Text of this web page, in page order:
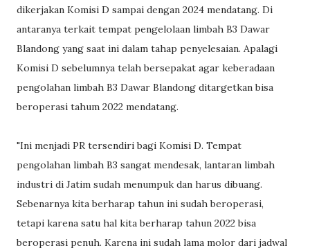
dikerjakan Komisi D sampai dengan 2024 mendatang. Di
antaranya terkait tempat pengelolaan limbah B3 Dawar
Blandong yang saat ini dalam tahap penyelesaian. Apalagi
Komisi D sebelumnya telah bersepakat agar keberadaan
pengolahan limbah B3 Dawar Blandong ditargetkan bisa
beroperasi tahum 2022 mendatang.
"Ini menjadi PR tersendiri bagi Komisi D. Tempat
pengolahan limbah B3 sangat mendesak, lantaran limbah
industri di Jatim sudah menumpuk dan harus dibuang.
Sebenarnya kita berharap tahun ini sudah beroperasi,
tetapi karena satu hal kita berharap tahun 2022 bisa
beroperasi penuh. Karena ini sudah lama molor dari jadwal